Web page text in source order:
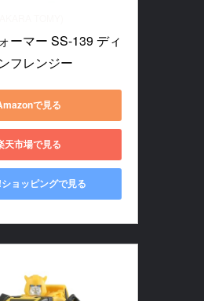
ーマー SS-139 ディ
フレンジー
で見る
天市場で見る
ョッピングで見る